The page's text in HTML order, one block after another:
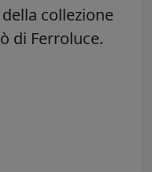
collezione
di Ferroluce.